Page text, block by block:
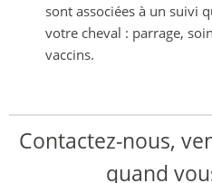
sont associées à un suivi
votre cheval : parrage,
vaccins.
Contactez-nous,
quand